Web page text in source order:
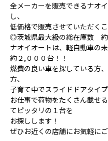
全メーカーを販売できるナオ
し、
低価格で販売させていただくこ
◎茨城県最大級の総在庫数 約
ナオイオートは、軽自動車の
約２,０００台！！
燃費の良い車を探している方
方、
子育て中でスライドドアタイ
お仕事で荷物をたくさん載せ
てピッタリの１台を
お探しします！
ぜひお近くの店舗にお気軽に